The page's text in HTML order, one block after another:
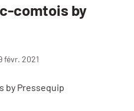
comtois by
févr. 2021